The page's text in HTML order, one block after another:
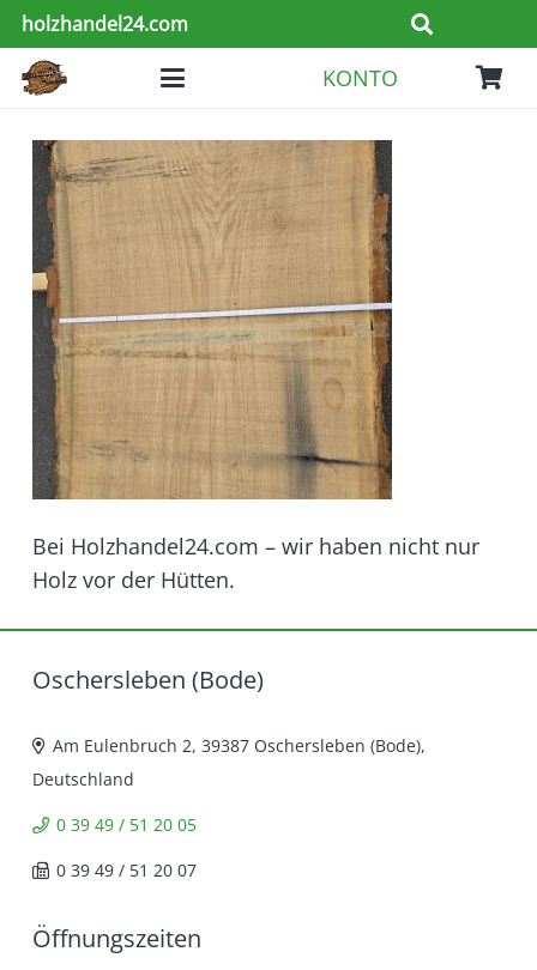
holzhandel24.com
KONTO
Bei Holzhandel24.com – wir haben nicht nur
Holz vor der Hütten.
Oschersleben (Bode)
Am Eulenbruch 2, 39387 Oschersleben (Bode),
Deutschland
0 39 49 / 51 20 05
0 39 49 / 51 20 07
Öffnungszeiten